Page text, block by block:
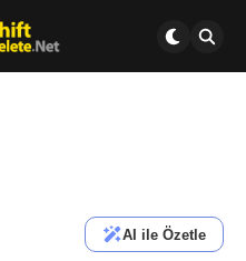
AI ile Özetle